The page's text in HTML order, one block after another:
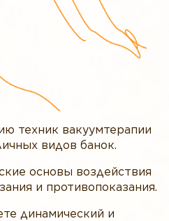
техник вакуумтерапии
видов банок.
основы воздействия
и противопоказания.
динамический и